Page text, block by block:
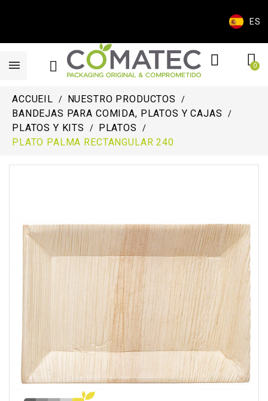
ES
ACCUEIL
NUESTRO PRODUCTOS
BANDEJAS PARA COMIDA, PLATOS Y CAJAS
PLATOS Y KITS
PLATOS
PLATO PALMA RECTANGULAR 240